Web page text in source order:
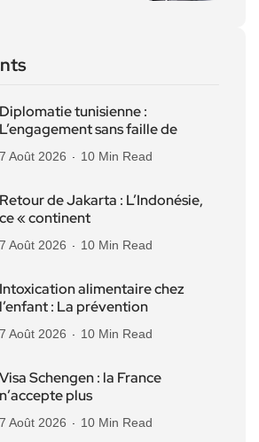
Diplomatie tunisienne :
L’engagement sans faille de
7 Août 2026 10 Min Read
Retour de Jakarta : L’Indonésie,
ce « continent
7 Août 2026 10 Min Read
Intoxication alimentaire chez
l’enfant : La prévention
7 Août 2026 10 Min Read
Visa Schengen : la France
n’accepte plus
7 Août 2026 10 Min Read